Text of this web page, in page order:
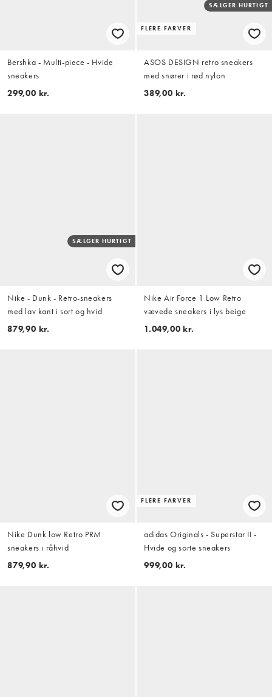
Bershka - Multi-piece - Hvide
sneakers
299,00 kr.
FLERE FARVER
SÆLGER HURTIGT
ASOS DESIGN retro sneakers
med snører i rød nylon
389,00 kr.
SÆLGER HURTIGT
Nike - Dunk - Retro-sneakers
med lav kant i sort og hvid
879,90 kr.
Nike Air Force 1 Low Retro
vævede sneakers i lys beige
1.049,00 kr.
Nike Dunk low Retro PRM
sneakers i råhvid
879,90 kr.
FLERE FARVER
adidas Originals - Superstar II -
Hvide og sorte sneakers
999,00 kr.